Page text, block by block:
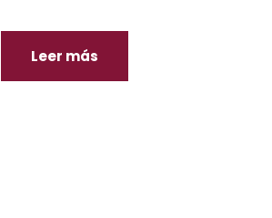
Leer más